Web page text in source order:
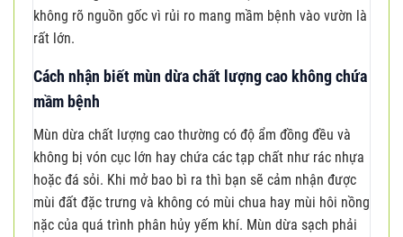
không rõ nguồn gốc vì rủi ro mang mầm bệnh vào vườn là
rất lớn.
Cách nhận biết mùn dừa chất lượng cao không chứa
mầm bệnh
Mùn dừa chất lượng cao thường có độ ẩm đồng đều và
không bị vón cục lớn hay chứa các tạp chất như rác nhựa
hoặc đá sỏi. Khi mở bao bì ra thì bạn sẽ cảm nhận được
mùi đất đặc trưng và không có mùi chua hay mùi hôi nồng
nặc của quá trình phân hủy yếm khí. Mùn dừa sạch phải